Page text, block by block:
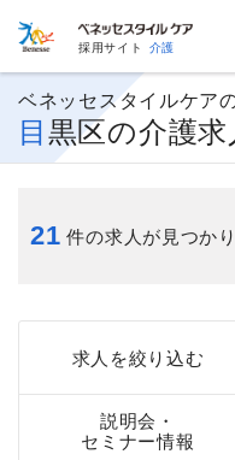
採用サイト 介護
ベネッセスタイルケア
目黒区の介護求
21 件の求人が見つか
求人を絞り込む
説明会・
セミナー情報